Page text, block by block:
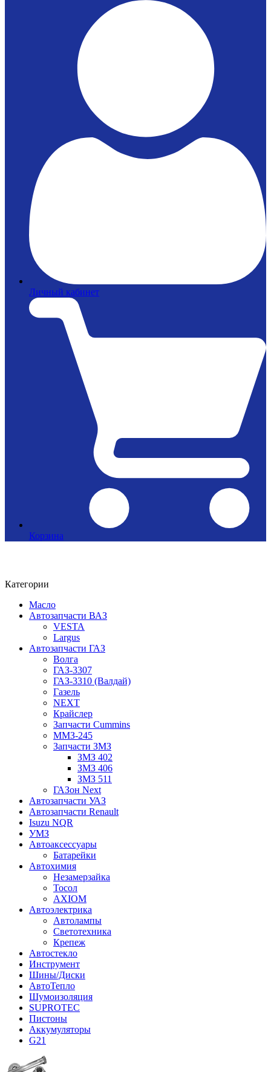
Личный кабинет
Корзина
Категории
Масло
Автозапчасти ВАЗ
VESTA
Largus
Автозапчасти ГАЗ
Волга
ГАЗ-3307
ГАЗ-3310 (Валдай)
Газель
NEXT
Крайслер
Запчасти Cummins
ММЗ-245
Запчасти ЗМЗ
ЗМЗ 402
ЗМЗ 406
ЗМЗ 511
ГАЗон Next
Автозапчасти УАЗ
Автозапчасти Renault
Isuzu NQR
УМЗ
Автоаксессуары
Батарейки
Автохимия
Незамерзайка
Тосол
AXIOM
Автоэлектрика
Автолампы
Светотехника
Крепеж
Автостекло
Инструмент
Шины/Диски
АвтоТепло
Шумоизоляция
SUPROTEC
Пистоны
Аккумуляторы
G21